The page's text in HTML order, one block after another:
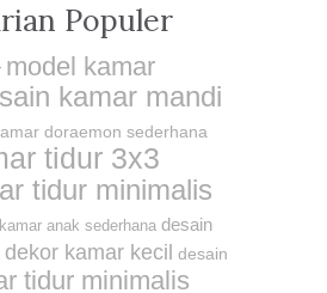
Populer
model kamar
kamar mandi
doraemon sederhana
tidur 3x3
tidur minimalis
kamar anak sederhana desain
dekor kamar kecil desain
tidur minimalis